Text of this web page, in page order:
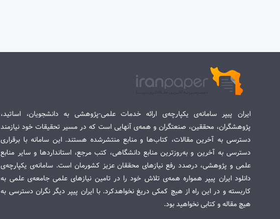
ایران پیپر سامانه‌ی یکپارچه‌ی ارائه خدمات علمی-پژوهشی به دانشجویان، اساتید،
پژوهشگران، محققین، صنعتگران و همه‌ی آنهایی است که در مسیر تحقیقات خود نیازمند
دسترسی به آخرین مقالات، کتاب‌ها و منابع منتشرشده هستند. این سامانه با برقراری
دسترسی به آخرین و به‌روزترین منابع دانشگاهی، کتب مرجع، استانداردها و سایر منابع
علمی و پژوهشی، درصدد رفع نیازهای محققان عزیز کشورمان است. سامانه‌ی یکپارچه‌ی
دانلود ایران پیپر همواره همه‌ی تلاش خود را در تامین نیازهای علمی جامعه‌ی علمی به
کاربسته و در این راه از هیچ کمکی دریغ نخواهدکرد. با ایران پیپر دیگر نگران دسترسی به
هیچ مقاله و کتابی نخواهید بود.